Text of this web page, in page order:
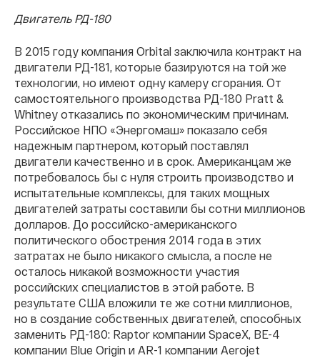
Двигатель РД-180
В 2015 году компания Orbital заключила контракт на
двигатели РД-181, которые базируются на той же
технологии, но имеют одну камеру сгорания. От
самостоятельного производства РД-180 Pratt &
Whitney отказались по экономическим причинам.
Российское НПО «Энергомаш» показало себя
надежным партнером, который поставлял
двигатели качественно и в срок. Американцам же
потребовалось бы с нуля строить производство и
испытательные комплексы, для таких мощных
двигателей затраты составили бы сотни миллионов
долларов. До российско-американского
политического обострения 2014 года в этих
затратах не было никакого смысла, а после не
осталось никакой возможности участия
российских специалистов в этой работе. В
результате США вложили те же сотни миллионов,
но в создание собственных двигателей, способных
заменить РД-180: Raptor компании SpaceX, BE-4
компании Blue Origin и AR-1 компании Aerojet